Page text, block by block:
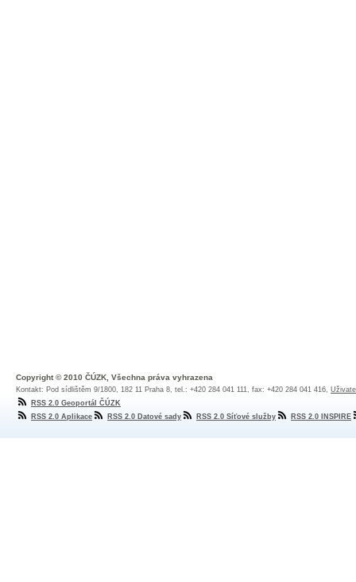
Copyright © 2010 ČÚZK, Všechna práva vyhrazena
Kontakt: Pod sídlištěm 9/1800, 182 11 Praha 8, tel.: +420 284 041 111, fax: +420 284 041 416,
RSS 2.0 Geoportál ČÚZK
RSS 2.0 Aplikace
RSS 2.0 Datové sady RSS 2.0 Síťové služby RSS 2.0 INSPIRE